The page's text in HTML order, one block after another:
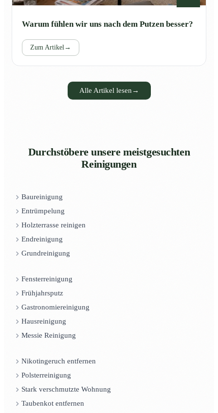
Warum fühlen wir uns nach dem Putzen besser?
Zum Artikel→
Alle Artikel lesen →
Durchstöbere unsere meistgesuchten
Reinigungen
Baureinigung
Entrümpelung
Holzterrasse reinigen
Endreinigung
Grundreinigung
Fensterreinigung
Frühjahrsputz
Gastronomiereinigung
Hausreinigung
Messie Reinigung
Nikotingeruch entfernen
Polsterreinigung
Stark verschmutzte Wohnung
Taubenkot entfernen